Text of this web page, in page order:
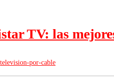
TV: las
television-por-cable